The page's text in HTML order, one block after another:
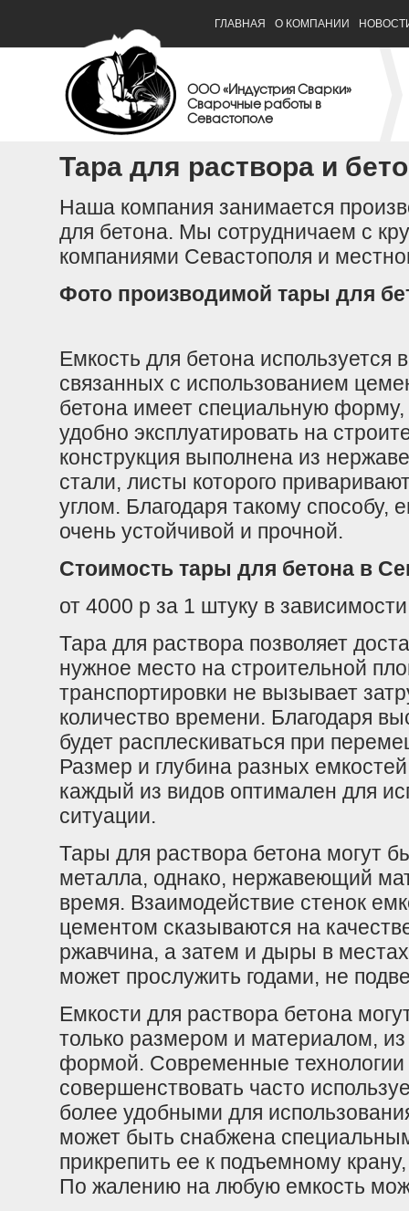
ГЛАВНАЯ О КОМПАНИИ
ООО «Индустрия Сварки»
Сварочные работы в
Севастополе
Тара для раствора и
Наша компания занимается
для бетона. Мы сотрудничаем с
компаниями Севастополя и
Фото производимой тары для
Емкость для бетона
связанных с использованием
бетона имеет специальную форму,
удобно эксплуатировать на
конструкция выполнена из
стали, листы которого
углом. Благодаря такому способу,
очень устойчивой и прочной.
Стоимость тары для бетона в
от 4000 р за 1 штуку в
Тара для раствора позволяет
нужное место на строительной
транспортировки не вызывает
количество времени. Благодаря
будет расплескиваться при
Размер и глубина разных
каждый из видов оптимален для
ситуации.
Тары для раствора бетона могут
металла, однако, нержавеющий
время. Взаимодействие стенок
цементом сказываются на
ржавчина, а затем и дыры в
может прослужить годами, не
Емкости для раствора бетона
только размером и материалом,
формой. Современные технологии
совершенствовать часто
более удобными для
может быть снабжена
прикрепить ее к подъемному
По жалению на любую емкость